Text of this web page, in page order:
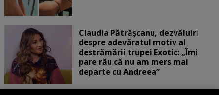
Claudia Pătrășcanu, dezvăluiri
despre adevăratul motiv al
destrămării trupei Exotic: „Îmi
pare rău că nu am mers mai
departe cu Andreea”